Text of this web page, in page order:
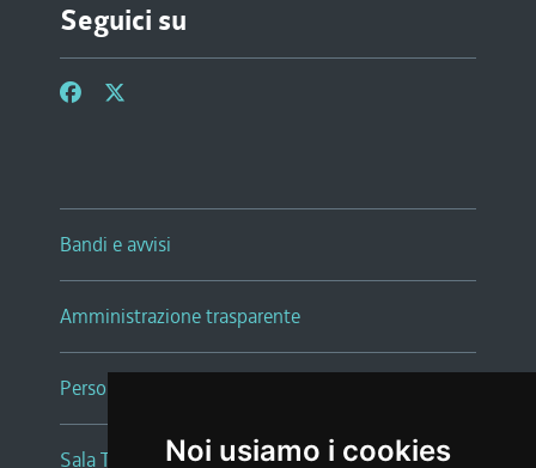
Noi usiamo i cookies
Seguici su
Bandi e avvisi
Amministrazione trasparente
Persone e Uffici
Sala Tiziano Tessitori